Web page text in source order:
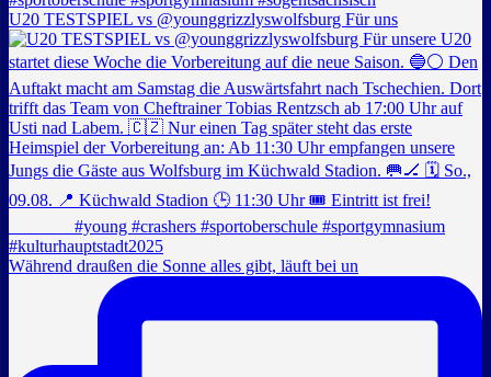
U20 TESTSPIEL vs @younggrizzlyswolfsburg Für uns
Während draußen die Sonne alles gibt, läuft bei un